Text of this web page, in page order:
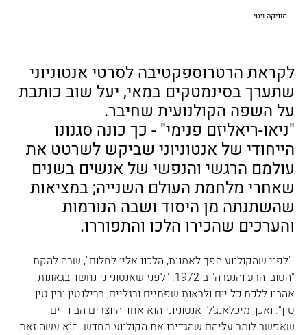
מוניקה ויטי
לקראת הרטרוספקטיבה לסרטי אנטוניוני
שתערך בסינמטקים במאי, יעל שוב כותבת
על השפה הקולנועית שחיבר.
"ניאו-ריאליזם פנימי" - כך כונה סגנונו
הייחודי של אנטוניוני שביקש לשרטט את
עולמם הרגשי והנפשי של אנשים בשנים
שאחרי מלחמת העולם השנייה; במציאות
שהשתנתה מן היסוד ושבה הנורמות
והערכים שהכירו הלכו והתפוררו.
"לפני שהקולנוע הפך לאמנות, הלכנו אליו לחלום", שרה להקת
"הטוב, הרע והנערה" ב-1972. "לפני שאנטוניוני נחשד בגאונות
אהבנו ללכת כל יום ולראות שפתיים ורגליים, ברילנטין ורין טין
טין". ואכן, מיכלאנג'לו אנטוניוני הוא אחד היוצרים הבודדים
שאפשר לומר עליהם שהגדירו את הקולנוע מחדש. הוא עשה זאת